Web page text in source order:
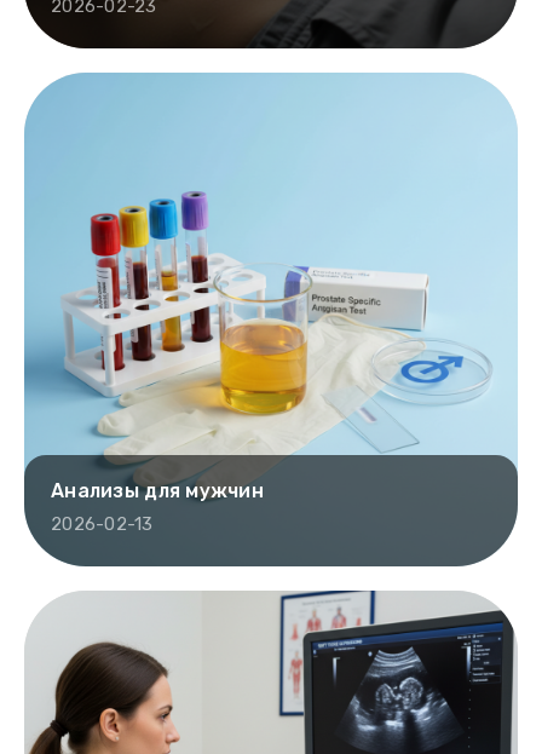
2026-02-23
Анализы для мужчин
2026-02-13